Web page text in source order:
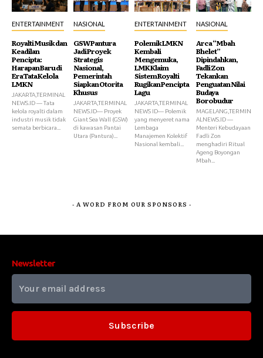
ENTERTAINMENT
Royalti Musik dan
Keadilan
Pencipta:
Harapan Baru di
Era Tata Kelola
LMKN
JAKARTA,TERMINAL
NEWS.ID — Tata
kelola royalti dalam
industri musik tidak
semata berbicara...
NASIONAL
GSW Pantura
Jadi Proyek
Strategis
Nasional,
Pemerintah
Siapkan Otorita
Khusus
JAKARTA,TERMINAL
NEWS.ID— Proyek
Giant Sea Wall (GSW)
di kawasan Pantai
Utara (Pantura)...
ENTERTAINMENT
Polemik LMKN
Kembali
Mengemuka,
LMK Klaim
Sistem Royalti
Rugikan Pencipta
Lagu
JAKARTA,TERMINAL
NEWS ID— Polemik
yang menyeret nama
Lembaga
Manajemen Kolektif
Nasional kembali...
NASIONAL
Arca “Mbah
Bhelet”
Dipindahkan,
Fadli Zon
Tekankan
Penguatan Nilai
Budaya
Borobudur
MAGELANG,TERMIN
ALNEWS.ID —
Menteri Kebudayaan
Fadli Zon
menghadiri Ritual
Ageng Boyongan
Mbah...
- A WORD FROM OUR SPONSORS -
Newsletter
Subscribe